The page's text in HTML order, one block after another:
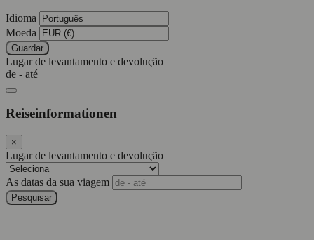
Idioma
Moeda
Guardar
Lugar de levantamento e devolução
de - até
Reiseinformationen
×
Lugar de levantamento e devolução
As datas da sua viagem
Pesquisar